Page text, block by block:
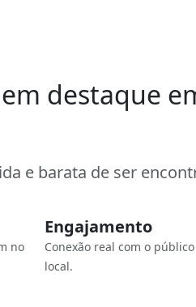
destaque
e barata de ser
no
Engajamento
Conexão real com o público
local.